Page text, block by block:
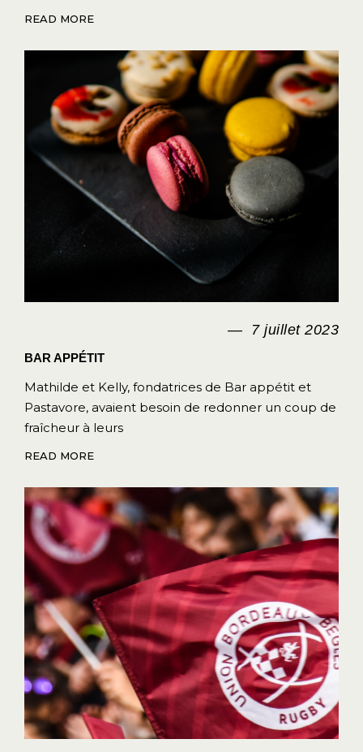
READ MORE
7 juillet 2023
BAR APPÉTIT
Mathilde et Kelly, fondatrices de Bar appétit et
Pastavore, avaient besoin de redonner un coup de
fraîcheur à leurs
READ MORE